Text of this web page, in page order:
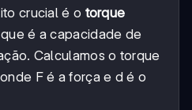
crucial é o torque
é a capacidade de
Calculamos o torque
F é a força e d é o